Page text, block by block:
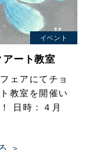
イベント
アート教室
ェアにてチョ
教室を開催い
日時：４月
＞